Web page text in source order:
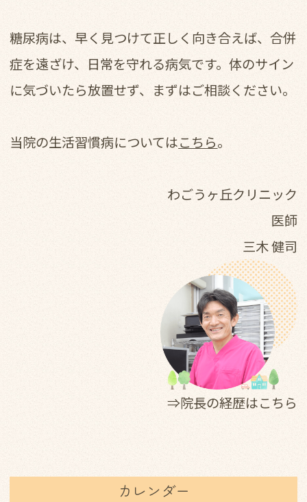
糖尿病は、早く見つけて正しく向き合えば、合併
症を遠ざけ、日常を守れる病気です。体のサイン
に気づいたら放置せず、まずはご相談ください。
当院の生活習慣病についてはこちら。
わごうヶ丘クリニック
医師
三木 健司
⇒院長の経歴はこちら
カレンダー